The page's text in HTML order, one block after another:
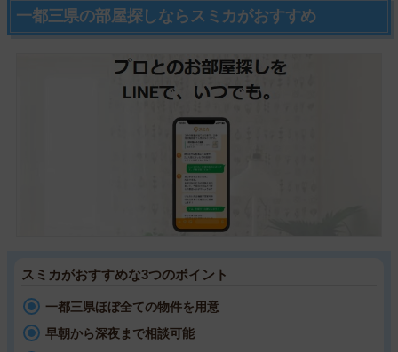
一都三県の部屋探しならスミカがおすすめ
スミカがおすすめな3つのポイント
一都三県ほぼ全ての物件を用意
早朝から深夜まで相談可能